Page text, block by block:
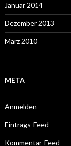
Januar 2014
Dezember 2013
März 2010
META
Anmelden
Eintrags-Feed
Kommentar-Feed